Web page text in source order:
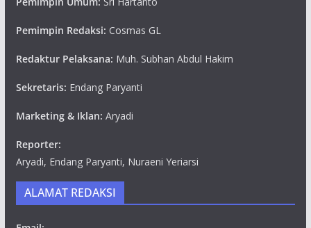
Pemimpin Redaksi: Cosmas GL
Redaktur Pelaksana: Muh. Subhan Abdul Hakim
Sekretaris: Endang Paryanti
Marketing & Iklan: Aryadi
Reporter:
Aryadi, Endang Paryanti, Nuraeni Yeriarsi
ALAMAT REDAKSI